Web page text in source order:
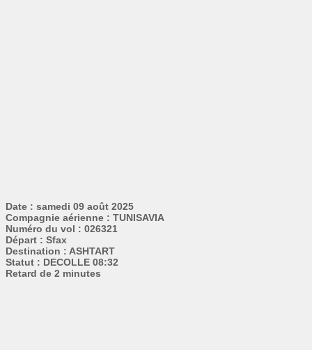
Date : samedi 09 août 2025
Compagnie aérienne : TUNISAVIA
Numéro du vol : 026321
Départ : Sfax
Destination : ASHTART
Statut : DECOLLE 08:32
Retard de 2 minutes